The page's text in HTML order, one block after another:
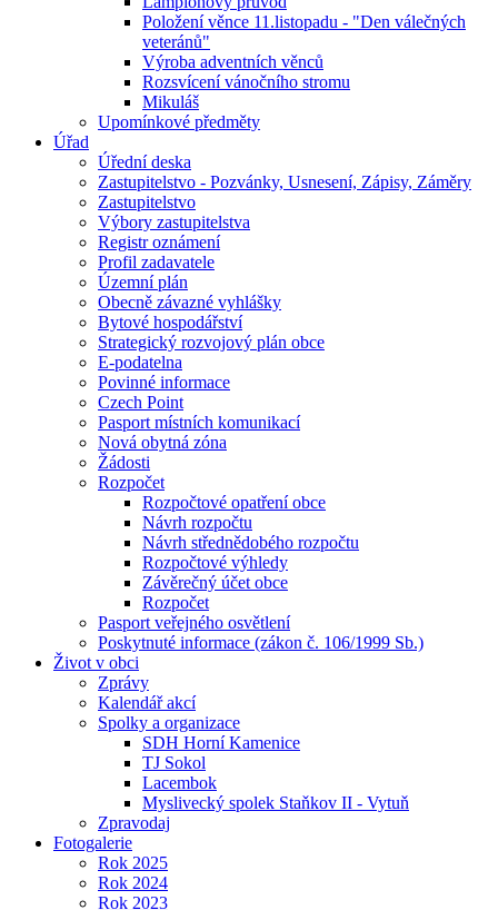
Položení věnce 11.listopadu - "Den válečných
veteránů"
Výroba adventních věnců
Rozsvícení vánočního stromu
Mikuláš
Upomínkové předměty
Úřad
Úřední deska
Zastupitelstvo - Pozvánky, Usnesení, Zápisy, Záměry
Zastupitelstvo
Výbory zastupitelstva
Registr oznámení
Profil zadavatele
Územní plán
Obecně závazné vyhlášky
Bytové hospodářství
Strategický rozvojový plán obce
E-podatelna
Povinné informace
Czech Point
Pasport místních komunikací
Nová obytná zóna
Žádosti
Rozpočet
Rozpočtové opatření obce
Návrh rozpočtu
Návrh střednědobého rozpočtu
Rozpočtové výhledy
Závěrečný účet obce
Rozpočet
Pasport veřejného osvětlení
Poskytnuté informace (zákon č. 106/1999 Sb.)
Život v obci
Zprávy
Kalendář akcí
Spolky a organizace
SDH Horní Kamenice
TJ Sokol
Lacembok
Myslivecký spolek Staňkov II - Vytuň
Zpravodaj
Fotogalerie
Rok 2025
Rok 2024
Rok 2023